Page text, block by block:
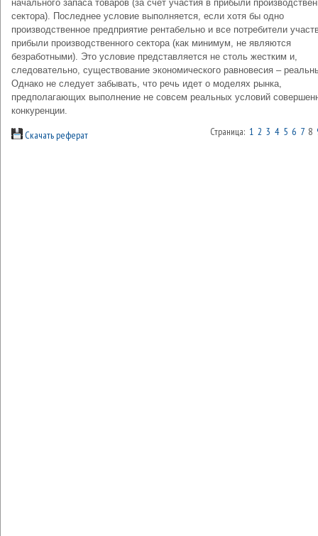
начального запаса товаров (за счет участия в прибыли
сектора). Последнее условие выполняется, если хотя бы одно
производственное предприятие рентабельно и все потребители
прибыли производственного сектора (как минимум, не являются
безработными). Это условие представляется не столь жестким и,
следовательно, существование экономического равновесия –
Однако не следует забывать, что речь идет о моделях рынка,
предполагающих выполнение не совсем реальных условий
конкуренции.
Скачать реферат Страница: 1 2 3 4 5 6 78